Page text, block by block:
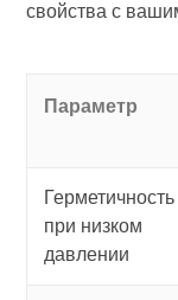
свойства с
Параметр
Герметичность
при низком
давлении